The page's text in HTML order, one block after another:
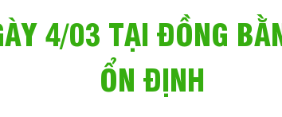
4/03 TẠI ĐỒNG
ỔN ĐỊNH